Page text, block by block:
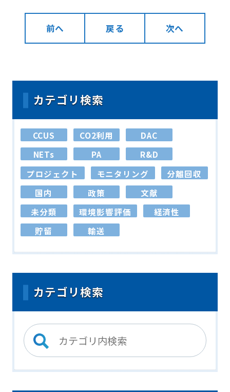
前へ 戻る 次へ
カテゴリ検索
CCUS CO2利用
DAC
NETs
PA
R&D
プロジェクト
モニタリング
分離回収
国内
政策
文献
未分類
環境影響評価
経済性
貯留
輸送
カテゴリ検索